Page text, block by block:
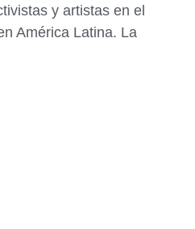
y artistas en el
América Latina. La